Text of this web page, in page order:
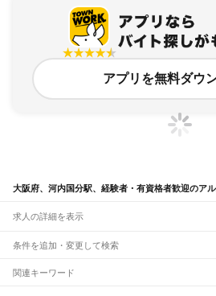
アプリを無料ダウ
大阪府、河内国分駅、経験者・有資格者歓迎のア
求人の詳細を表示
条件を追加・変更して検索
市区町村を追加・変更
関連キーワード